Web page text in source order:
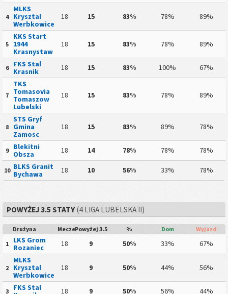
4
MLKS
Krysztal
Werbkowice
18 15 83% 78% 89%
5
KKS Start
1944
Krasnystaw
18 15 83% 78% 89%
6
FKS Stal
Krasnik
18 15 83% 100% 67%
7
TKS
Tomasovia
Tomaszow
Lubelski
18 15 83% 78% 89%
8
STS Gryf
Gmina
Zamosc
18 15 83% 89% 78%
9
Blekitni
Obsza
18 14 78% 78% 78%
10 BLKS Granit
Bychawa
18 10 56% 33% 78%
POWYŻEJ 3.5 STATY(4 LIGA LUBELSKA II)
Drużyna MeczePowyżej 3.5 % Dom
Wyjazd
1
LKS Grom
Rozaniec
18 9 50% 33% 67%
2
MLKS
Krysztal
Werbkowice
18 9 50% 44% 56%
3
FKS Stal
18 9 50% 56% 44%